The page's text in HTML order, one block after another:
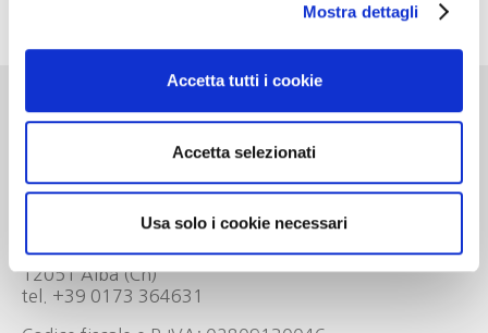
Mostra dettagli
Accetta tutti i cookie
Accetta selezionati
Usa solo i cookie necessari
Associazione Go Wine
Via Vida, 6
12051 Alba (Cn)
tel. +39 0173 364631